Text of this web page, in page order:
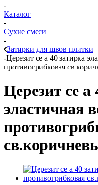
-
Каталог
-
Сухие смеси
-
Затирки для швов плитки
-Церезит ce а 40 затирка
противогрибковая
Церезит ce а
эластичная